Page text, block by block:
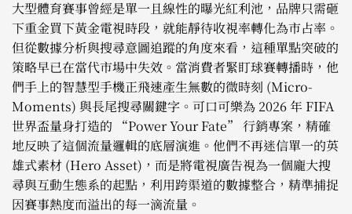
大型體育賽事曾經是單一且線性的曝光紅利池，品牌只需砸
下重金買下黃金電視時段，就能靜待收視率轉化為市占率。
但從數據分析與搜尋意圖追蹤的角度來看，這種單點突破的
策略早已在當代市場中失效。當消費者緊盯球賽轉播時，他
們手上的智慧型手機正飛速產生無數的微時刻 (Micro-
Moments) 與長尾搜尋關鍵字。可口可樂為 2026 年 FIFA
世界盃量身打造的 “Power Your Fate” 行銷專案，精確
地反映了這個流量邏輯的底層演進。他們不再迷信單一的英
雄式素材 (Hero Asset)，而是將電視廣告視為一個龐大搜
尋與互動生態系的起點，利用跨渠道的數據整合，精準捕捉
因賽事熱度而溢出的每一滴流量。